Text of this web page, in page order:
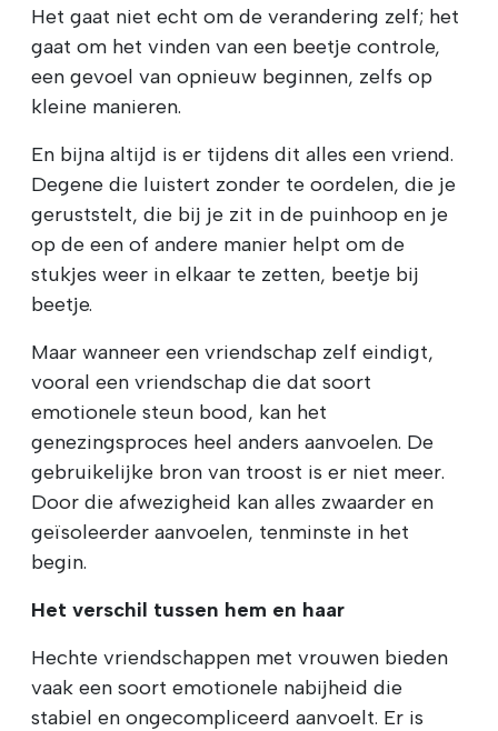
Het gaat niet echt om de verandering zelf; het
gaat om het vinden van een beetje controle,
een gevoel van opnieuw beginnen, zelfs op
kleine manieren.
En bijna altijd is er tijdens dit alles een vriend.
Degene die luistert zonder te oordelen, die je
geruststelt, die bij je zit in de puinhoop en je
op de een of andere manier helpt om de
stukjes weer in elkaar te zetten, beetje bij
beetje.
Maar wanneer een vriendschap zelf eindigt,
vooral een vriendschap die dat soort
emotionele steun bood, kan het
genezingsproces heel anders aanvoelen. De
gebruikelijke bron van troost is er niet meer.
Door die afwezigheid kan alles zwaarder en
geïsoleerder aanvoelen, tenminste in het
begin.
Het verschil tussen hem en haar
Hechte vriendschappen met vrouwen bieden
vaak een soort emotionele nabijheid die
stabiel en ongecompliceerd aanvoelt. Er is